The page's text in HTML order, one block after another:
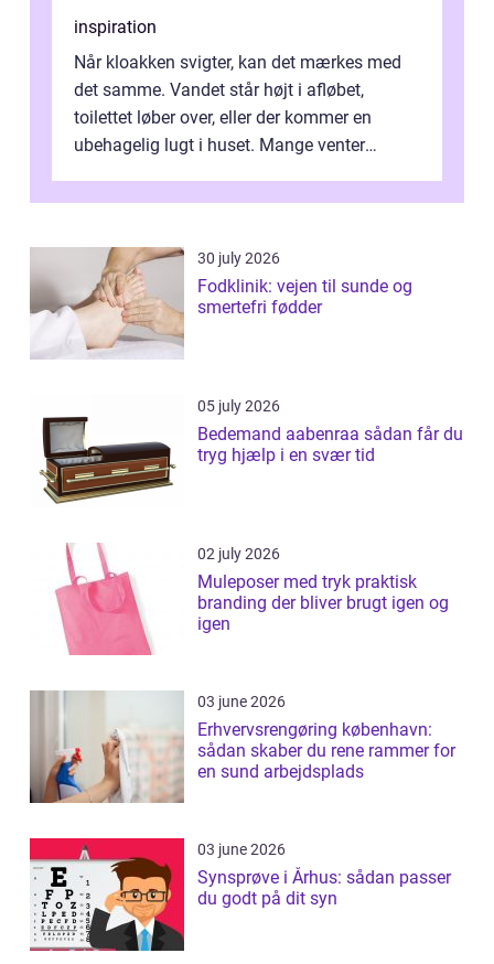
inspiration
Når kloakken svigter, kan det mærkes med
det samme. Vandet står højt i afløbet,
toilettet løber over, eller der kommer en
ubehagelig lugt i huset. Mange venter
30 july 2026
Fodklinik: vejen til sunde og
smertefri fødder
05 july 2026
Bedemand aabenraa sådan får du
tryg hjælp i en svær tid
02 july 2026
Muleposer med tryk praktisk
branding der bliver brugt igen og
igen
03 june 2026
Erhvervsrengøring københavn:
sådan skaber du rene rammer for
en sund arbejdsplads
03 june 2026
Synsprøve i Århus: sådan passer
du godt på dit syn